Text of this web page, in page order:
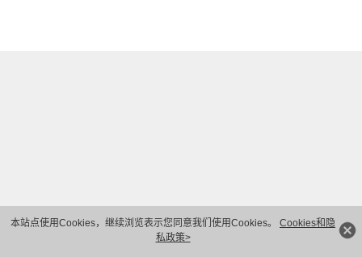
本站点使用Cookies，继续浏览表示您同意我们使用Cookies。 Cookies和隐
私政策>